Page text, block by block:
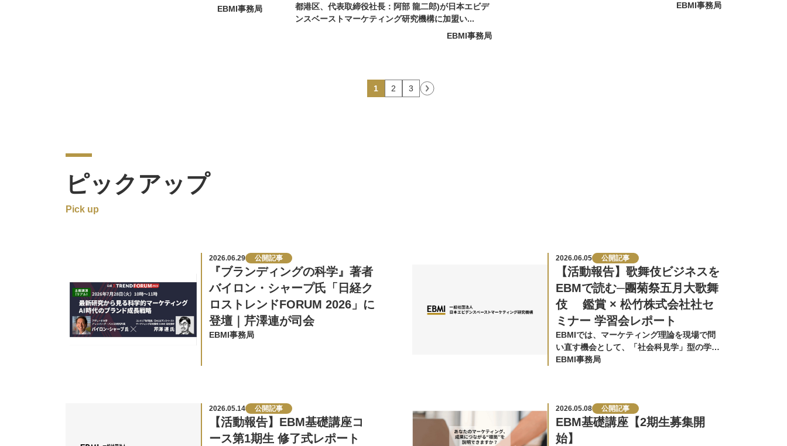
EBMI事務局
都港区、代表取締役社長：阿部 龍二郎)が日本エビデ
ンスベーストマーケティング研究機構に加盟い...
EBMI事務局
EBMI事務局
1 2 3
ピックアップ
2026.06.29 公開記事
『ブランディングの科学』著者
バイロン・シャープ氏「日経ク
ロストレンドFORUM 2026」に
登壇｜芹澤連が司会
EBMI事務局
2026.06.05 公開記事
【活動報告】歌舞伎ビジネスを
EBMで読む─團菊祭五月大歌舞
伎 鑑賞 × 松竹株式会社社セ
ミナー 学習会レポート
EBMIでは、マーケティング理論を現場で問
い直す機会として、「社会科見学」型の学習
会を不定期に開催しています。…
EBMI事務局
2026.05.14 公開記事
【活動報告】EBM基礎講座コ
ース第1期生 修了式レポート
2026.05.08 公開記事
EBM基礎講座【2期生募集開
始】